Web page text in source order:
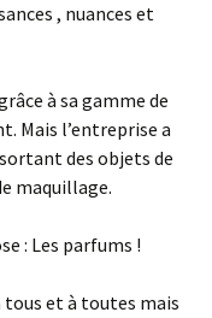
, nuances et
à sa gamme de
Mais l’entreprise a
des objets de
maquillage.
: Les parfums !
et à toutes mais